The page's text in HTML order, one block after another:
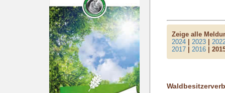
Zeige alle
2024 |2023 |
2017 |2016 |